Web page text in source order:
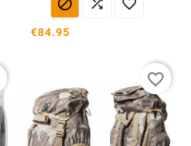
  
€84.95
favorite_border